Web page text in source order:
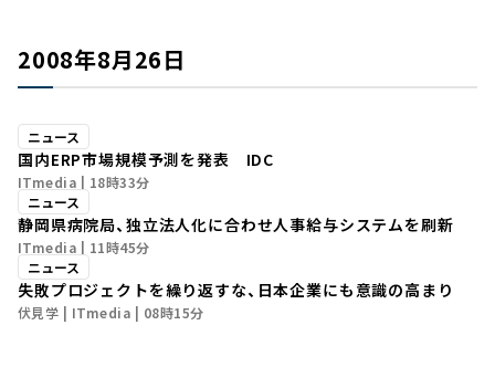
2008年8月26日
ニュース
国内ERP市場規模予測を発表 IDC
ITmedia
18時33分
ニュース
静岡県病院局、独立法人化に合わせ人事給与システムを刷新
ITmedia
11時45分
ニュース
失敗プロジェクトを繰り返すな、日本企業にも意識の高まり
伏見学 ITmedia 08時15分